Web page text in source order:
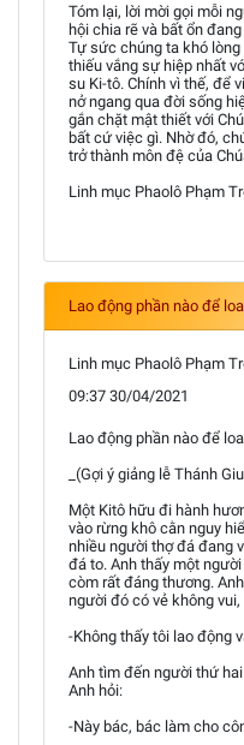
Tóm lại, lời mời gọi mỗi
hội chia rẽ và bất ổn
Tự sức chúng ta khó
thiếu vắng sự hiệp nhất
su Ki-tô. Chính vì thế, để
nở ngang qua đời sống
gắn chặt mật thiết với
bất cứ việc gì. Nhờ đó,
trở thành môn đệ của
Linh mục Phaolô Phạm
Lao động phần nào để
Linh mục Phaolô Phạm
09:37 30/04/2021
Lao động phần nào để
_(Gợi ý giảng lễ Thánh
Một Kitô hữu đi hành
vào rừng khô cằn nguy
nhiều người thợ đá đang
đá to. Anh thấy một
còm rất đáng thương.
người đó có vẻ không
-Không thấy tôi lao động
Anh tìm đến người thứ
Anh hỏi:
-Này bác, bác làm cho